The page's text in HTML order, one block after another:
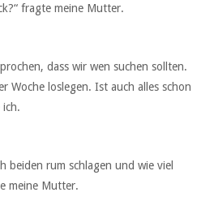
fragte meine Mutter.
dass wir wen suchen sollten.
Woche loslegen. Ist auch alles schon
beiden rum schlagen und wie viel
meine Mutter.